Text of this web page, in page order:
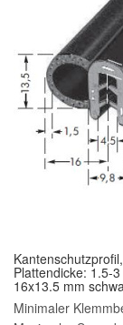
Kantenschutzprofil,
Plattendicke: 1.5-
16x13.5 mm
Minimaler